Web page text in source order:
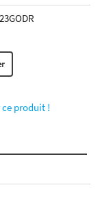
ce produit !